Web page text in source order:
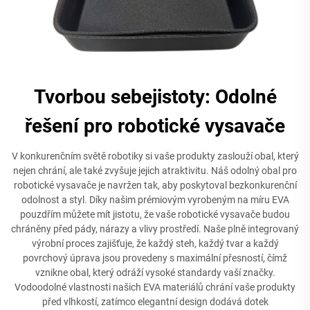
Tvorbou sebejistoty: Odolné
řešení pro robotické vysavače
V konkurenčním světě robotiky si vaše produkty zaslouží obal, který
nejen chrání, ale také zvyšuje jejich atraktivitu. Náš odolný obal pro
robotické vysavače je navržen tak, aby poskytoval bezkonkurenční
odolnost a styl. Díky našim prémiovým vyrobeným na míru EVA
pouzdřím můžete mít jistotu, že vaše robotické vysavače budou
chráněny před pády, nárazy a vlivy prostředí. Naše plně integrovaný
výrobní proces zajišťuje, že každý steh, každý tvar a každý
povrchový úprava jsou provedeny s maximální přesností, čímž
vznikne obal, který odráží vysoké standardy vaší značky.
Vodoodolné vlastnosti našich EVA materiálů chrání vaše produkty
před vlhkostí, zatímco elegantní design dodává dotek